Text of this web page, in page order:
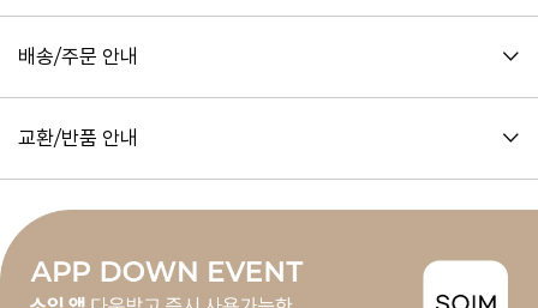
배송/주문 안내
교환/반품 안내